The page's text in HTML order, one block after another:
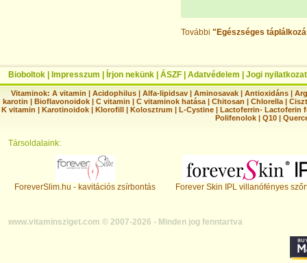
További "Egészséges
Bioboltok Impresszum Írjon nekünk ÁSZF Adatvédelem Jogi nyilatkozat
Vitaminok: A vitamin |Acidophilus |Alfa-lipidsav |Aminosavak |Antioxidáns |
karotin | Bioflavonoidok | C vitamin | C vitaminok hatása | Chitosan | Chlorella |
K vitamin | Karotinoidok | Klorofill | Kolosztrum | L-Cystine | Lactoferrin- Lactoferin
Polifenolok |Q10 |
Társoldalaink:
ForeverSlim.hu - kavitációs zsírbontás Forever Skin IPL villanófényes
www.vitaminsziget.com © 2007-2026 - Minden jog fenntartva